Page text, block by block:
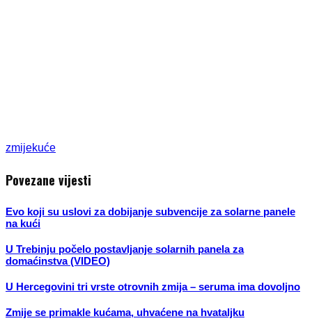
zmijekuće
Povezane vijesti
Evo koji su uslovi za dobijanje subvencije za solarne panele
na kući
U Trebinju počelo postavljanje solarnih panela za
domaćinstva (VIDEO)
U Hercegovini tri vrste otrovnih zmija – seruma ima dovoljno
Zmije se primakle kućama, uhvaćene na hvataljku